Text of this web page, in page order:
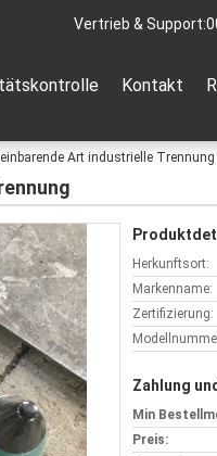
Vertrieb & Support:
Kontakt
Art industrielle Trennung
Herkunftsort:
Markenname:
Zertifizierung:
Zahlung
Min
Preis: